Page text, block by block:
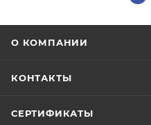
О КОМПАНИИ
КОНТАКТЫ
СЕРТИФИКАТЫ